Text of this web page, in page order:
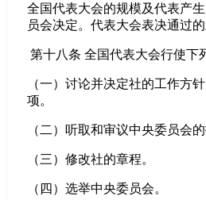
全国代表大会的规模及代表产
员会决定。代表大会表决通过
第十八条 全国代表大会行使下
（一）讨论并决定社的工作方
项。
（二）听取和审议中央委员会的
（三）修改社的章程。
（四）选举中央委员会。